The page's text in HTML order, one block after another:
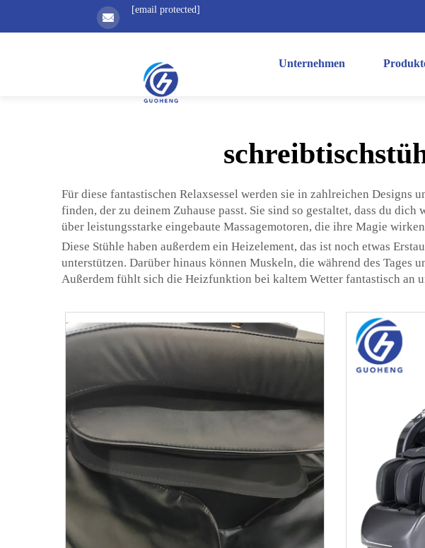
[email protected]
Unternehmen
Für diese fantastischen Relaxsessel werden sie in zahlreichen
finden, der zu deinem Zuhause passt. Sie sind so gestaltet, dass du
über leistungsstarke eingebaute Massagemotoren, die ihre Magie
Diese Stühle haben außerdem ein Heizelement, das ist noch etwas
unterstützen. Darüber hinaus können Muskeln, die während des Tages
Außerdem fühlt sich die Heizfunktion bei kaltem Wetter fantastisch an